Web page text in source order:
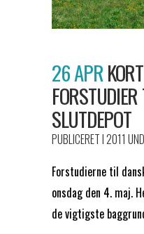
26 APR
SLUTDEPOT
PUBLICERET I 2011
Forstudierne til
onsdag den 4. maj.
de vigtigste